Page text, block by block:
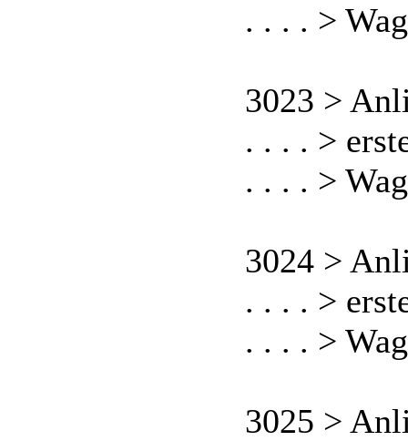
. . . . >
3023 >
. . . . >
. . . . >
3024 >
. . . . >
. . . . >
3025 >